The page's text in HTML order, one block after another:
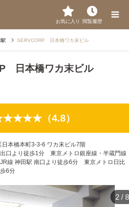
お気に入り 閲覧履歴
駅 SERVCORP 日本橋ワカ末ビル
日本橋ワカ末ビル
（4.8）
本橋本町3-3-6 ワカ末ビル7階
口より徒歩1分 東京メトロ銀座線・半蔵門線
線 神田駅 南口より徒歩6分 東京メトロ日比
6分
2 / 8